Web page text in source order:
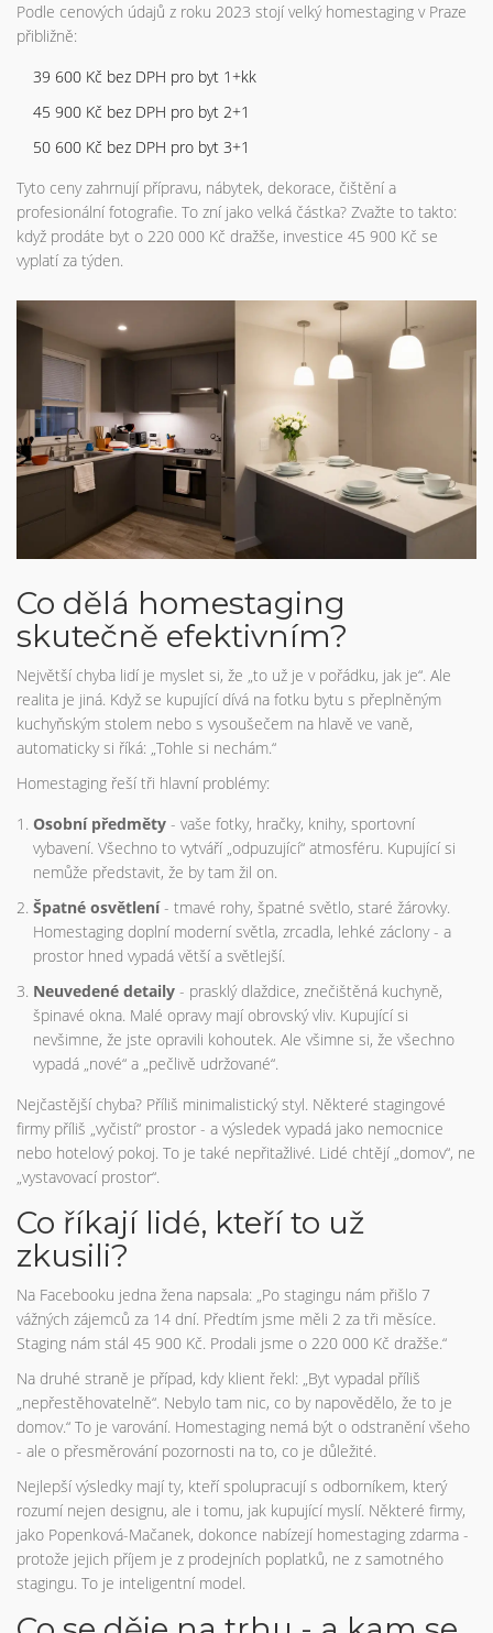
Podle cenových údajů z roku 2023 stojí velký homestaging v Praze
přibližně:
39 600 Kč bez DPH pro byt 1+kk
45 900 Kč bez DPH pro byt 2+1
50 600 Kč bez DPH pro byt 3+1
Tyto ceny zahrnují přípravu, nábytek, dekorace, čištění a
profesionální fotografie. To zní jako velká částka? Zvažte to takto:
když prodáte byt o 220 000 Kč dražše, investice 45 900 Kč se
vyplatí za týden.
Co dělá homestaging
skutečně efektivním?
Největší chyba lidí je myslet si, že „to už je v pořádku, jak je“. Ale
realita je jiná. Když se kupující dívá na fotku bytu s přeplněným
kuchyňským stolem nebo s vysoušečem na hlavě ve vaně,
automaticky si říká: „Tohle si nechám.“
Homestaging řeší tři hlavní problémy:
Osobní předměty - vaše fotky, hračky, knihy, sportovní
vybavení. Všechno to vytváří „odpuzující“ atmosféru. Kupující si
nemůže představit, že by tam žil on.
Špatné osvětlení- tmavé rohy, špatné světlo, staré žárovky.
Homestaging doplní moderní světla, zrcadla, lehké záclony - a
prostor hned vypadá větší a světlejší.
Neuvedené detaily - prasklý dlaždice, znečištěná kuchyně,
špinavé okna. Malé opravy mají obrovský vliv. Kupující si
nevšimne, že jste opravili kohoutek. Ale všimne si, že všechno
vypadá „nové“ a „pečlivě udržované“.
Nejčastější chyba? Příliš minimalistický styl. Některé stagingové
firmy příliš „vyčistí“ prostor - a výsledek vypadá jako nemocnice
nebo hotelový pokoj. To je také nepřitažlivé. Lidé chtějí „domov“, ne
„vystavovací prostor“.
Co říkají lidé, kteří to už
zkusili?
Na Facebooku jedna žena napsala: „Po stagingu nám přišlo 7
vážných zájemců za 14 dní. Předtím jsme měli 2 za tři měsíce.
Staging nám stál 45 900 Kč. Prodali jsme o 220 000 Kč dražše.“
Na druhé straně je případ, kdy klient řekl: „Byt vypadal příliš
„nepřestěhovatelně“. Nebylo tam nic, co by napovědělo, že to je
domov.“ To je varování. Homestaging nemá být o odstranění všeho
- ale o přesměrování pozornosti na to, co je důležité.
Nejlepší výsledky mají ty, kteří spolupracují s odborníkem, který
rozumí nejen designu, ale i tomu, jak kupující myslí. Některé firmy,
jako Popenková-Mačanek, dokonce nabízejí homestaging zdarma -
protože jejich příjem je z prodejních poplatků, ne z samotného
stagingu. To je inteligentní model.